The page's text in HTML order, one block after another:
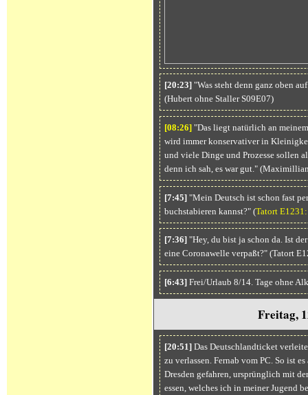
[20:23]"Was steht denn ganz oben
(Hubert ohne Staller S09E07)
[08:26]"Das liegt natürlich an
wird immer konservativer in
und viele Dinge und Prozesse sollen
denn ich sah, es war gut."
[7:45]"Mein Deutsch ist schon fast
buchstabieren kannst?" (Tatort
[7:36]"Hey, du bist ja schon da. Ist
eine Coronawelle verpaßt?" (Tatort
[6:43]Frei/Urlaub 8/14. Tage ohne
Freitag,
[20:51]Das Deutschlandticket
zu verlassen. Fernab vom PC. So ist
Dresden gefahren, ursprünglich mit
essen, welches ich in meiner Jugend